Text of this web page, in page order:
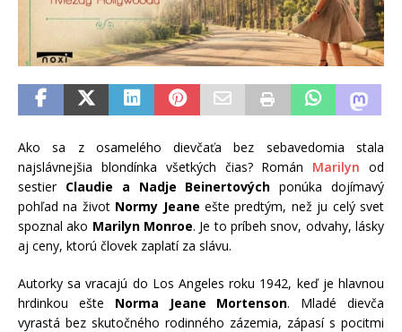
Ako sa z osamelého dievčaťa bez sebavedomia stala
najslávnejšia blondínka všetkých čias? Román
Marilyn od
sestier Claudie a Nadje Beinertových ponúka dojímavý
pohľad na život Normy Jeane ešte predtým, než ju celý svet
spoznal ako Marilyn Monroe. Je to príbeh snov, odvahy, lásky
aj ceny, ktorú človek zaplatí za slávu.
Autorky sa vracajú do Los Angeles roku 1942, keď je hlavnou
hrdinkou ešte Norma Jeane Mortenson. Mladé dievča
vyrastá bez skutočného rodinného zázemia, zápasí s pocitmi